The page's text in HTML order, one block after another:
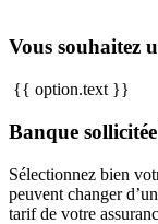
Vous souhaitez
{{ option.text }}
Banque
Sélectionnez bien
peuvent changer
tarif de votre